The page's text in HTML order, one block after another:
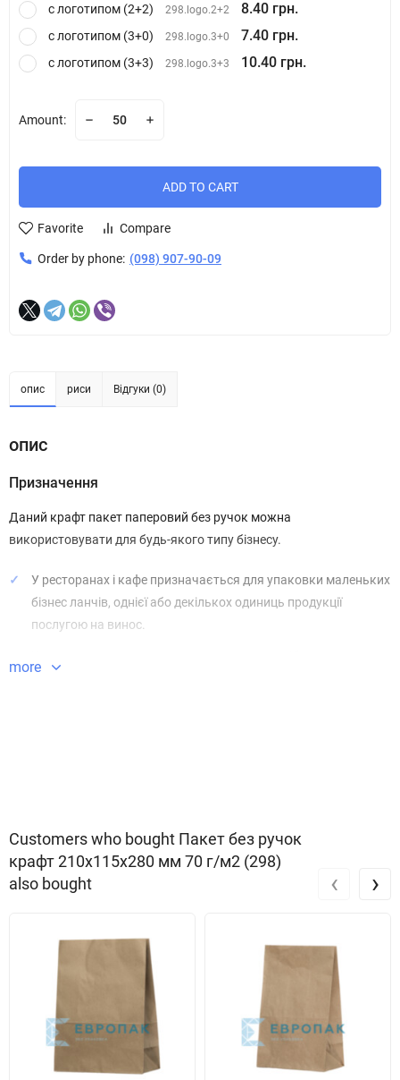
с логотипом (2+2) 298.logo.2+2 8.40 грн.
с логотипом (3+0) 298.logo.3+0 7.40 грн.
с логотипом (3+3) 298.logo.3+3 10.40 грн.
Amount:
ADD TO CART
Favorite Compare
Order by phone: (098) 907-90-09
опис риси Відгуки (0)
опис
Призначення
Даний крафт пакет паперовий без ручок можна
використовувати для будь-якого типу бізнесу.
У ресторанах і кафе призначається для упаковки маленьких
бізнес ланчів, однієї або декількох одиниць продукції
послугою на винос.
Особливості
використовується світовою мережею фаст-фуда McDonald`s;
призначений для доставки їжі (низька вантажопідйомність);
виготовляється з вторинного крафт паперу (економічно
вигідна вартість);
наявність прямокутного дна.
Рекомендації
more
Customers who bought Пакет без ручок
крафт 210x115x280 мм 70 г/м2 (298)
also bought
‹ ›